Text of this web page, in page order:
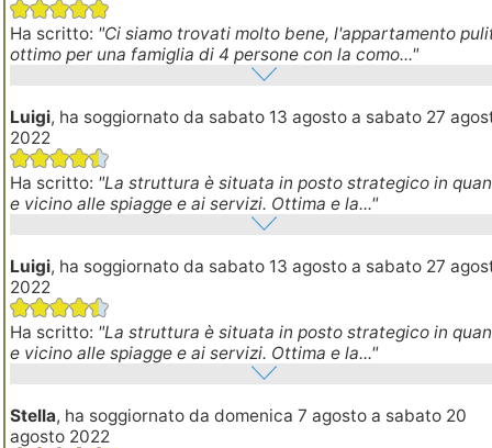
Ha scritto: "Ci siamo trovati molto bene, l'appartamento
ottimo per una famiglia di 4 persone con la como..."
Luigi, ha soggiornato da sabato 13 agosto a sabato 27
2022
Ha scritto: "La struttura è situata in posto strategico in
e vicino alle spiagge e ai servizi. Ottima e la..."
Luigi, ha soggiornato da sabato 13 agosto a sabato 27
2022
Ha scritto: "La struttura è situata in posto strategico in
e vicino alle spiagge e ai servizi. Ottima e la..."
Stella, ha soggiornato da domenica 7 agosto a sabato 20
agosto 2022